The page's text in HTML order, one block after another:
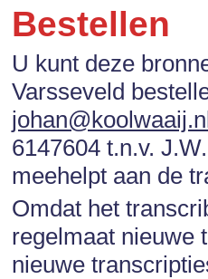
Bestellen
U kunt deze
Varsseveld
6147604 t.n.v.
meehelpt aan de
Omdat het
regelmaat nieuwe
nieuwe